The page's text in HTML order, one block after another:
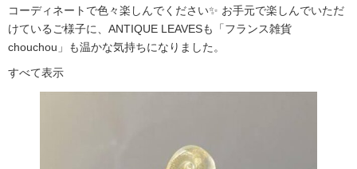
コーディネートで色々楽しんでください✨ お手元で楽しんでいただ
けているご様子に、ANTIQUE LEAVESも「フランス雑貨
chouchou」も温かな気持ちになりました。
すべて表示